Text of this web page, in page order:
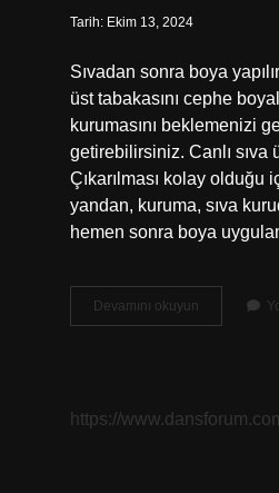
Tarih: Ekim 13, 2024
Sıvadan sonra boya
üst tabakasını cephe
kurumasını beklemenizi
getirebilirsiniz. Canlı sıva
Çıkarılması kolay olduğu
yandan, kuruma, sıva
hemen sonra boya
Devamını okuyun
Kurumadan
https://